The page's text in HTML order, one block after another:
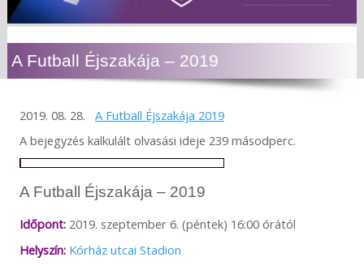
A Futball Éjszakája – 2019
2019. 08. 28.
A Futball Éjszakája 2019
A bejegyzés kalkulált olvasási ideje 239 másodperc.
A Futball Éjszakája – 2019
Időpont:2019. szeptember 6. (péntek) 16:00 órától
Helyszín: Kórház utcai Stadion